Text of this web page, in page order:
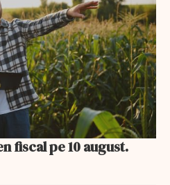
fiscal pe 10 august.